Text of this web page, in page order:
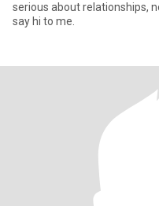
serious about relationships,
say hi to me.